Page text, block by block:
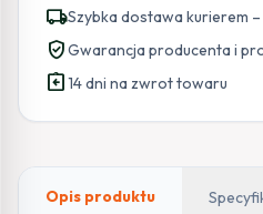
local_shippingSzybka dostawa kurierem
verified_userGwarancja producenta i
assignment_return14 dni na zwrot towaru
Opis produktu